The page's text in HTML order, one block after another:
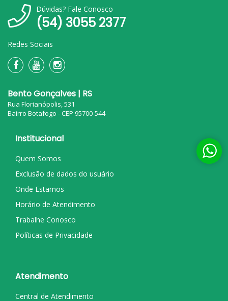
Dúvidas? Fale Conosco
(54) 3055 2377
Redes Sociais
Bento Gonçalves | RS
Rua Florianópolis, 531
Bairro Botafogo - CEP 95700-544
Institucional
Quem Somos
Exclusão de dados do usuário
Onde Estamos
Horário de Atendimento
Trabalhe Conosco
Políticas de Privacidade
Atendimento
Central de Atendimento